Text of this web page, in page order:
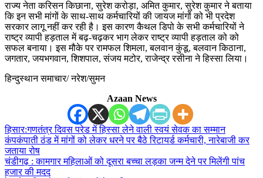
राज्य नेता करिसन किछाना, सुरेश करोड़ा, अमित कुमार, सुरेश कुमार ने बताया
कि इन सभी मांगों के साथ-साथ कर्मचारियों की जायज मांगों को भी प्रदेश
सरकार लागू नहीं कर रही है। इस कारण कैथल डिपो के सभी कर्मचारियों ने
राष्ट्र व्यापी हड़ताल में बढ़-चढ़कर भाग लेकर राष्ट्र व्यापी हड़ताल को को
सफल बनाया। इस मौके पर रामफल शिमला, बलवान कुंडू, बलवान किठाना,
जगतार, जयभगवान, शिशपाल, संजय मटोर, राजेन्द्र रसीना ने हिस्सा लिया।
हिन्दुस्थान समाचार/ नरेश/सुमन
Azaan News
हिसार:गणतंत्र दिवस परेड में हिस्सा लेने वाली स्वयं सेवक का सम्मान
कंपकंपाती ठंड में मांगों को लेकर धरने पर बैठे रिटायर्ड कर्मचारी, नारेबाजी कर
जताया रोष
चंडीगढ़ : कामगार महिलाओं को दूसरा बच्चा लड़का जन्म देने पर मिलेंगी पांच
हजार की मदद